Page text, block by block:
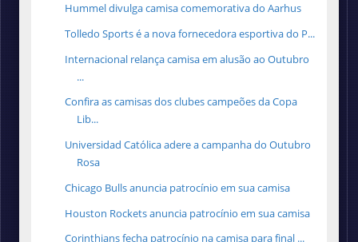
Hummel divulga camisa comemorativa do Aarhus
Tolledo Sports é a nova fornecedora esportiva do P...
Internacional relança camisa em alusão ao Outubro
...
Confira as camisas dos clubes campeões da Copa
Lib...
Universidad Católica adere a campanha do Outubro
Rosa
Chicago Bulls anuncia patrocínio em sua camisa
Houston Rockets anuncia patrocínio em sua camisa
Corinthians fecha patrocínio na camisa para final ...